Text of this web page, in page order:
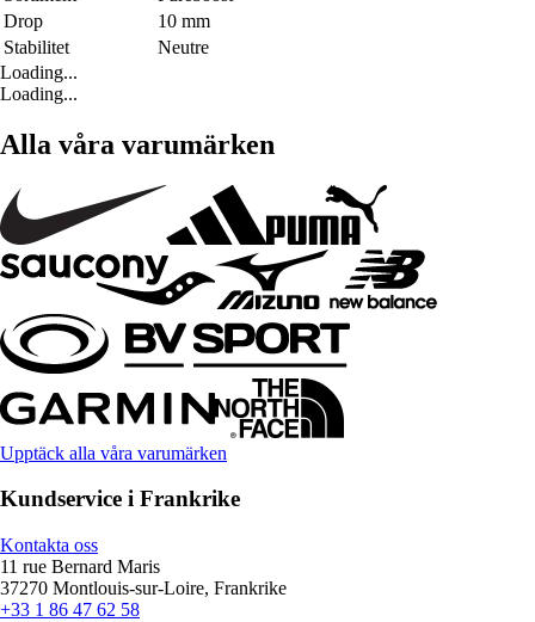
Drop
10 mm
Stabilitet
Neutre
Loading...
Loading...
Alla våra varumärken
Upptäck alla våra varumärken
Kundservice i Frankrike
Kontakta oss
11 rue Bernard Maris
37270 Montlouis-sur-Loire, Frankrike
+33 1 86 47 62 58